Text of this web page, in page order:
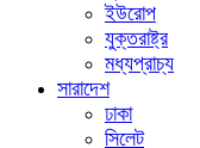
ইউরোপ
যুক্তরাষ্ট্র
মধ্যপ্রাচ্য
সারাদেশ
ঢাকা
সিলেট